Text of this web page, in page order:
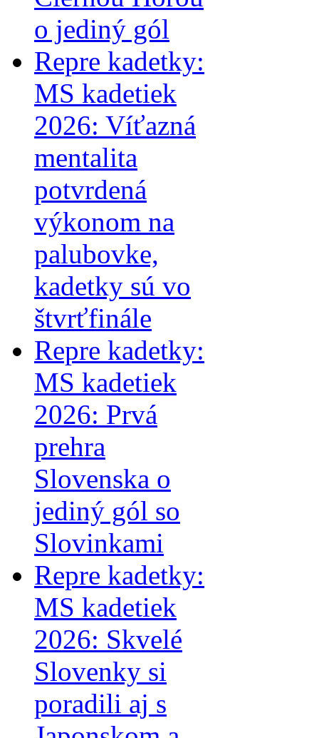
o jediný gól
Repre kadetky:
MS kadetiek
2026: Víťazná
mentalita
potvrdená
výkonom na
palubovke,
kadetky sú vo
štvrťfinále
Repre kadetky:
MS kadetiek
2026: Prvá
prehra
Slovenska o
jediný gól so
Slovinkami
Repre kadetky:
MS kadetiek
2026: Skvelé
Slovenky si
poradili aj s